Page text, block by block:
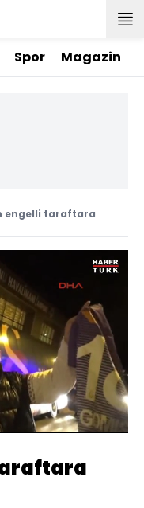
Spor Magazin
engelli taraftara
:
Oynatma
Hızı